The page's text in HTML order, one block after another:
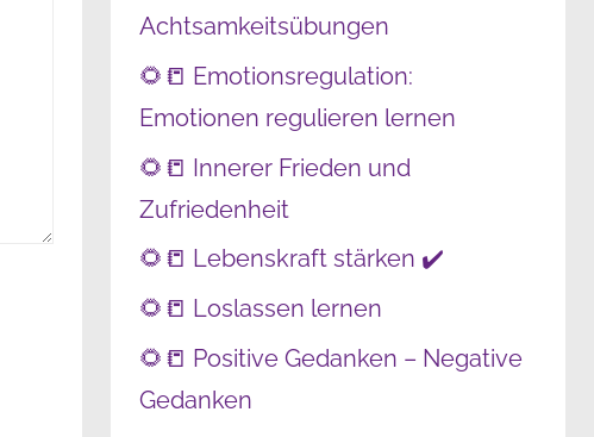
Achtsamkeitsübungen
🌻📒 Emotionsregulation:
Emotionen regulieren lernen
🌻📒 Innerer Frieden und
Zufriedenheit
🌻📒 Lebenskraft stärken ✔️
🌻📒 Loslassen lernen
🌻📒 Positive Gedanken – Negative
Gedanken